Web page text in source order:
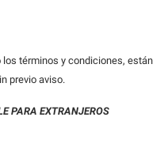
términos y condiciones, están
previo aviso.
PARA EXTRANJEROS